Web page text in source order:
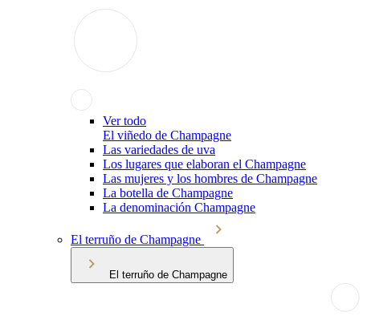
Ver todo
El viñedo de Champagne
Las variedades de uva
Los lugares que elaboran el Champagne
Las mujeres y los hombres de Champagne
La botella de Champagne
La denominación Champagne
El terruño de Champagne
El terruño de Champagne